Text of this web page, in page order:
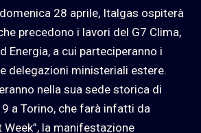
28 aprile, Italgas ospiterà
precedono i lavori del G7 Clima,
Energia, a cui parteciperanno i
delegazioni ministeriali estere.
nella sua sede storica di
a Torino, che farà infatti da
Week”, la manifestazione